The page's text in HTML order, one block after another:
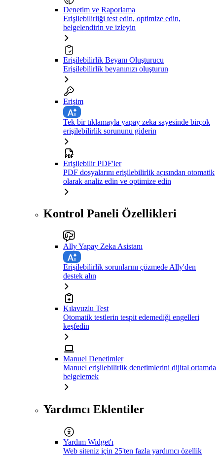
Denetim ve Raporlama
Erişilebilirliği test edin, optimize edin,
belgelendirin ve izleyin
Erişilebilirlik Beyanı Oluşturucu
Erişilebilirlik beyanınızı oluşturun
Erişim
Tek bir tıklamayla yapay zeka sayesinde birçok
erişilebilirlik sorununu giderin
Erişilebilir PDF'ler
PDF dosyalarını erişilebilirlik açısından otomatik
olarak analiz edin ve optimize edin
Kontrol Paneli Özellikleri
Ally Yapay Zeka Asistanı
Erişilebilirlik sorunlarını çözmede Ally'den
destek alın
Kılavuzlu Test
Otomatik testlerin tespit edemediği engelleri
keşfedin
Manuel Denetimler
Manuel erişilebilirlik denetimlerini dijital ortamda
belgelemek
Yardımcı Eklentiler
Yardım Widget'ı
Web siteniz için 25'ten fazla yardımcı özellik